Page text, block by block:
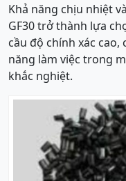
Khả năng chịu nhiệt
GF30 trở thành lựa
cầu độ chính xác
năng làm việc trong
khắc nghiệt.